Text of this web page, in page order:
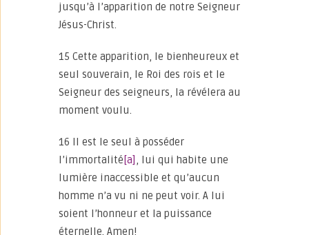
jusqu’à l’apparition de notre Seigneur
Jésus-Christ.
15 Cette apparition, le bienheureux et
seul souverain, le Roi des rois et le
Seigneur des seigneurs, la révélera au
moment voulu.
16 Il est le seul à posséder
l’immortalité [a] , lui qui habite une
lumière inaccessible et qu’aucun
homme n’a vu ni ne peut voir. A lui
soient l’honneur et la puissance
éternelle. Amen!